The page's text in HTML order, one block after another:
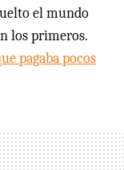
el mundo
los primeros.
pagaba pocos